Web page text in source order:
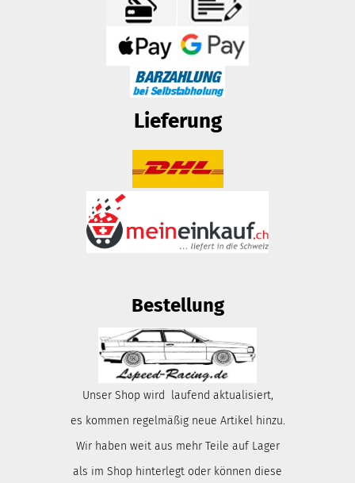
Lieferung
Bestellung
Unser Shop wird laufend aktualisiert,
es kommen regelmäßig neue Artikel hinzu.
Wir haben weit aus mehr Teile auf Lager
als im Shop hinterlegt oder können diese